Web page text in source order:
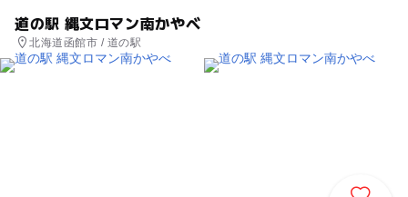
道の駅 縄文ロマン南かやべ
北海道函館市 / 道の駅